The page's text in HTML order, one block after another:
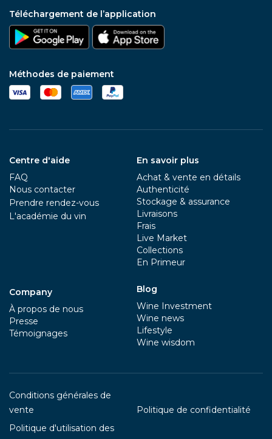
Téléchargement de l’application
Méthodes de paiement
Centre d'aide
FAQ
Nous contacter
Prendre rendez-vous
L'académie du vin
Company
À propos de nous
Presse
Témoignages
En savoir plus
Achat & vente en détails
Authenticité
Stockage & assurance
Livraisons
Frais
Live Market
Collections
En Primeur
Blog
Wine Investment
Wine news
Lifestyle
Wine wisdom
Conditions générales de
vente
Politique de confidentialité
Politique d'utilisation des